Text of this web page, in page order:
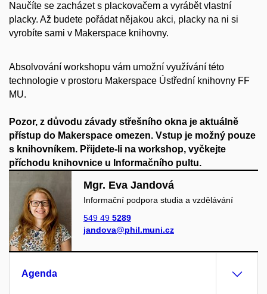
Naučíte se zacházet s plackovačem a vyrábět vlastní
placky. Až budete pořádat nějakou akci, placky na ni si
vyrobíte sami v Makerspace knihovny.
Absolvování workshopu vám umožní využívání této
technologie v prostoru Makerspace Ústřední knihovny FF
MU.
Pozor, z důvodu závady střešního okna je aktuálně
přístup do Makerspace omezen. Vstup je možný pouze
s knihovníkem. Přijdete-li na workshop, vyčkejte
příchodu knihovnice u Informačního pultu.
Mgr. Eva Jandová
Informační podpora studia a vzdělávání
549 49 5289
jandova@phil.muni.cz
Agenda